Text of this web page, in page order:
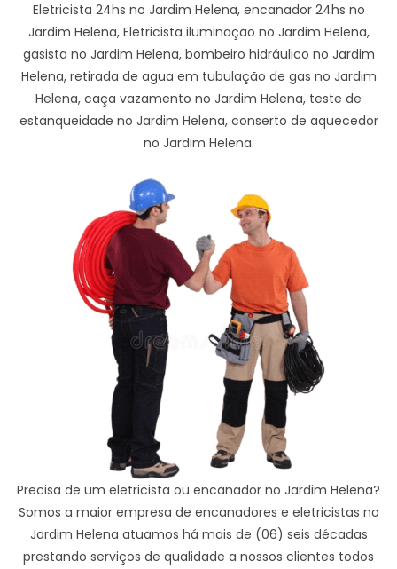
Eletricista 24hs no Jardim Helena, encanador 24hs no
Jardim Helena, Eletricista iluminação no Jardim Helena,
gasista no Jardim Helena, bombeiro hidráulico no Jardim
Helena, retirada de agua em tubulação de gas no Jardim
Helena, caça vazamento no Jardim Helena, teste de
estanqueidade no Jardim Helena, conserto de aquecedor
no Jardim Helena.
Precisa de um eletricista ou encanador no Jardim Helena?
Somos a maior empresa de encanadores e eletricistas no
Jardim Helena atuamos há mais de (06) seis décadas
prestando serviços de qualidade a nossos clientes todos